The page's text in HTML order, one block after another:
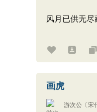
风月已供无尽
画虎
游次公 〔宋